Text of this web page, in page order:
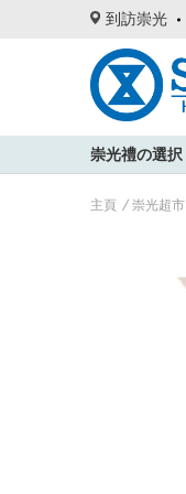
到訪崇光
崇光禮の選択
主頁 崇光超市